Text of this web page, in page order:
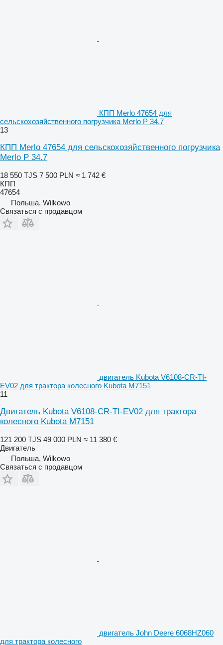
КПП Merlo 47654 для
сельскохозяйственного погрузчика Merlo P 34.7
13
КПП Merlo 47654 для сельскохозяйственного погрузчика
Merlo P 34.7
18 550 TJS 7 500 PLN ≈ 1 742 €
КПП
47654
Польша, Wilkowo
Связаться с продавцом
двигатель Kubota V6108-CR-TI-
EV02 для трактора колесного Kubota M7151
11
Двигатель Kubota V6108-CR-TI-EV02 для трактора
колесного Kubota M7151
121 200 TJS 49 000 PLN ≈ 11 380 €
Двигатель
Польша, Wilkowo
Связаться с продавцом
двигатель John Deere 6068HZ060
для трактора колесного